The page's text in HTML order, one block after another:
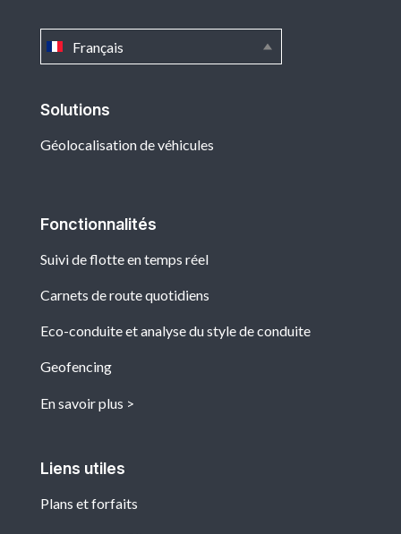
Solutions
Géolocalisation de véhicules
Fonctionnalités
Suivi de flotte en temps réel
Carnets de route quotidiens
Eco-conduite et analyse du style de conduite
Geofencing
En savoir plus
Liens utiles
Plans et forfaits
Français